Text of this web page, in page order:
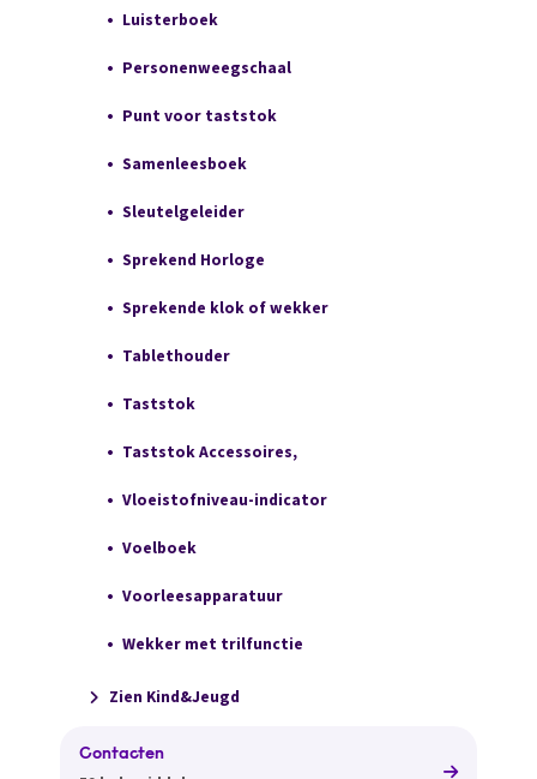
Luisterboek
Personenweegschaal
Punt voor taststok
Samenleesboek
Sleutelgeleider
Sprekend Horloge
Sprekende klok of wekker
Tablethouder
Taststok
Taststok Accessoires,
Vloeistofniveau-indicator
Voelboek
Voorleesapparatuur
Wekker met trilfunctie
Zien Kind&Jeugd
Contacten